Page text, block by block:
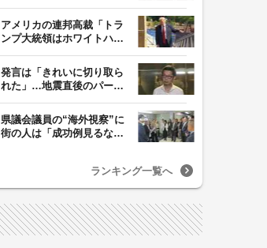
アメリカの連邦高裁「トラ
ンプ大統領はホワイトハウ
発言は「きれいに切り取ら
れた」…地震直後のパーテ
県議会議員の“海外視察”に
街の人は「成功例見るなら
ランキング一覧へ